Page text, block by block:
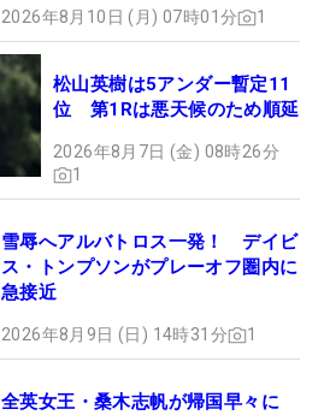
2026年8月10日 (月) 07時01分 1
松山英樹は5アンダー暫定11
位 第1Rは悪天候のため順延
2026年8月7日 (金) 08時26分
1
雪辱へアルバトロス一発！ デイビ
ス・トンプソンがプレーオフ圏内に
急接近
2026年8月9日 (日) 14時31分 1
全英女王・桑木志帆が帰国早々に